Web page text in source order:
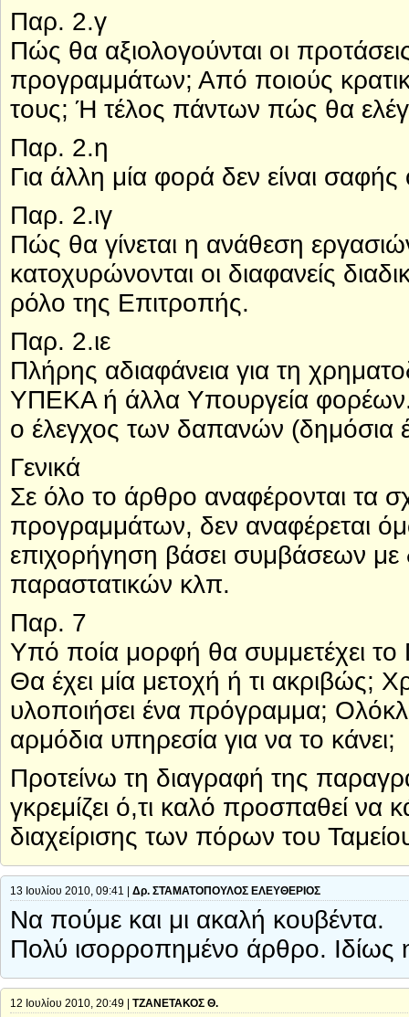
Παρ. 2.γ
Πώς θα αξιολογούνται οι
προγραμμάτων; Από ποιούς
τους; Ή τέλος πάντων πώς θα
Παρ. 2.η
Για άλλη μία φορά δεν είναι
Παρ. 2.ιγ
Πώς θα γίνεται η ανάθεση
κατοχυρώνονται οι διαφανείς
ρόλο της Επιτροπής.
Παρ. 2.ιε
Πλήρης αδιαφάνεια για τη
ΥΠΕΚΑ ή άλλα Υπουργεία φορέων.
ο έλεγχος των δαπανών (δημόσια
Γενικά
Σε όλο το άρθρο αναφέρονται τα
προγραμμάτων, δεν αναφέρεται
επιχορήγηση βάσει συμβάσεων με
παραστατικών κλπ.
Παρ. 7
Υπό ποία μορφή θα συμμετέχει το
Θα έχει μία μετοχή ή τι ακριβώς;
υλοποιήσει ένα πρόγραμμα;
αρμόδια υπηρεσία για να το κάνει;
Προτείνω τη διαγραφή της
γκρεμίζει ό,τι καλό προσπαθεί να
διαχείρισης των πόρων του
13 Ιουλίου 2010, 09:41 | Δρ. ΣΤΑΜΑΤΟΠΟΥΛΟΣ ΕΛΕΥΘΕΡΙΟΣ
Να πούμε και μι ακαλή κουβέντα.
Πολύ ισορροπημένο άρθρο.
12 Ιουλίου 2010, 20:49 | ΤΖΑΝΕΤΑΚΟΣ Θ.